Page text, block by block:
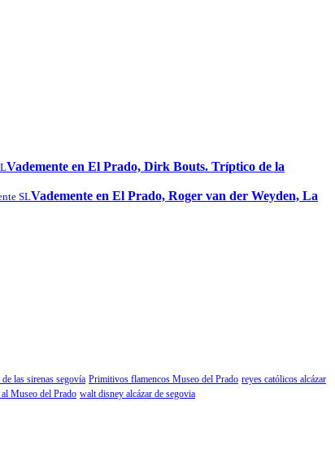
Vademente en El Prado, Dirk Bouts. Tríptico de la
SLVademente en El Prado, Roger van der Weyden, La
de las sirenas segovía Primitivos flamencos Museo del Prado reyes católicos alcázar
Museo del Prado walt disney alcázar de segovia